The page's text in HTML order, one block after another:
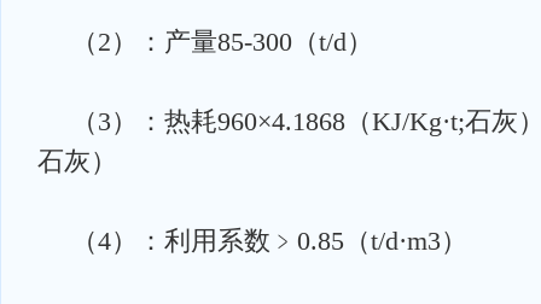
（2）：产量85-300（t/d）
（3）：热耗960×4.1868（KJ/Kg·t;石灰
石灰）
（4）：利用系数﹥0.85（t/d·m3）